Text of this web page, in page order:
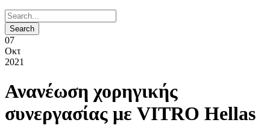
07
Οκτ
2021
Ανανέωση χορηγικής
συνεργασίας με VITRO Hellas